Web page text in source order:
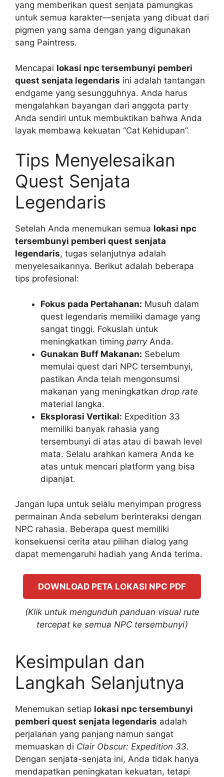
yang memberikan quest senjata pamungkas
untuk semua karakter—senjata yang dibuat dari
pigmen yang sama dengan yang digunakan
sang Paintress.
Mencapai lokasi npc tersembunyi pemberi
quest senjata legendaris ini adalah tantangan
endgame yang sesungguhnya. Anda harus
mengalahkan bayangan dari anggota party
Anda sendiri untuk membuktikan bahwa Anda
layak membawa kekuatan “Cat Kehidupan”.
Tips Menyelesaikan
Quest Senjata
Legendaris
Setelah Anda menemukan semua lokasi npc
tersembunyi pemberi quest senjata
legendaris, tugas selanjutnya adalah
menyelesaikannya. Berikut adalah beberapa
tips profesional:
Fokus pada Pertahanan: Musuh dalam
quest legendaris memiliki damage yang
sangat tinggi. Fokuslah untuk
meningkatkan timing parryAnda.
Gunakan Buff Makanan: Sebelum
memulai quest dari NPC tersembunyi,
pastikan Anda telah mengonsumsi
makanan yang meningkatkan drop rate
material langka.
Eksplorasi Vertikal: Expedition 33
memiliki banyak rahasia yang
tersembunyi di atas atau di bawah level
mata. Selalu arahkan kamera Anda ke
atas untuk mencari platform yang bisa
dipanjat.
Jangan lupa untuk selalu menyimpan progress
permainan Anda sebelum berinteraksi dengan
NPC rahasia. Beberapa quest memiliki
konsekuensi cerita atau pilihan dialog yang
dapat memengaruhi hadiah yang Anda terima.
DOWNLOAD PETA LOKASI NPC PDF
(Klik untuk mengunduh panduan visual rute
tercepat ke semua NPC tersembunyi)
Kesimpulan dan
Langkah Selanjutnya
Menemukan setiap lokasi npc tersembunyi
pemberi quest senjata legendaris adalah
perjalanan yang panjang namun sangat
memuaskan di Clair Obscur: Expedition 33.
Dengan senjata-senjata ini, Anda tidak hanya
mendapatkan peningkatan kekuatan, tetapi